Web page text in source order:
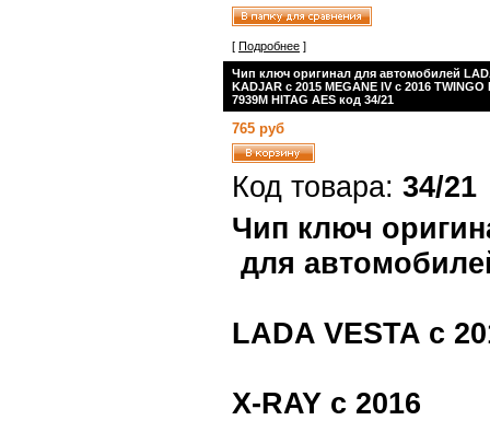
[ Подробнее ]
Чип ключ оригинал для автомобилей
KADJAR с 2015 MEGANE IV с 2016
7939M HITAG AES код 34/21
765 руб
Код товара: 34/21
Чип ключ
для
LADA VESTA с
X-RAY с 2016